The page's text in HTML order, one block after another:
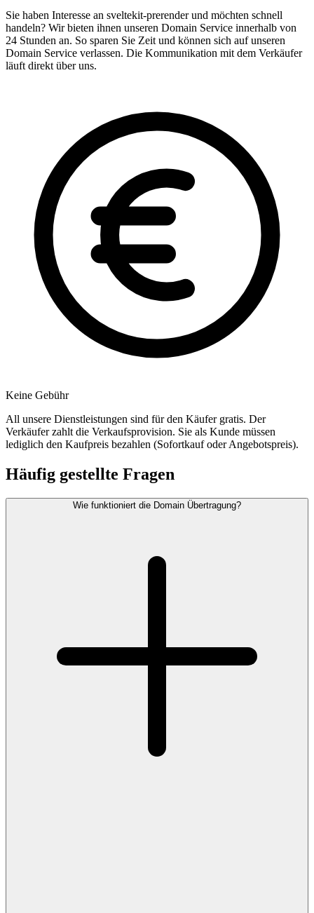
Sie haben Interesse an sveltekit-prerender und möchten schnell
handeln? Wir bieten ihnen unseren Domain Service innerhalb von
24 Stunden an. So sparen Sie Zeit und können sich auf unseren
Domain Service verlassen. Die Kommunikation mit dem Verkäufer
läuft direkt über uns.
Keine Gebühr
All unsere Dienstleistungen sind für den Käufer gratis. Der
Verkäufer zahlt die Verkaufsprovision. Sie als Kunde müssen
lediglich den Kaufpreis bezahlen (Sofortkauf oder Angebotspreis).
Häufig gestellte Fragen
Wie funktioniert die Domain Übertragung?